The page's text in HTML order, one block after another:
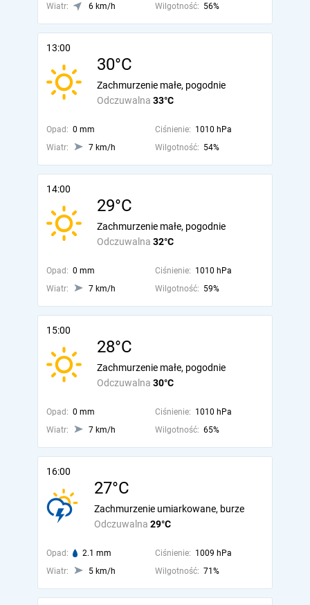
Wiatr:
6 km/h Wilgotność: 56%
13:00
30°C
Odczuwalna 33°C
Zachmurzenie małe, pogodnie
Opad: 0 mm Ciśnienie: 1010 hPa
Wiatr:
7 km/h Wilgotność: 54%
14:00
29°C
Odczuwalna 32°C
Zachmurzenie małe, pogodnie
Opad: 0 mm Ciśnienie: 1010 hPa
Wiatr:
7 km/h Wilgotność: 59%
15:00
28°C
Odczuwalna 30°C
Zachmurzenie małe, pogodnie
Opad: 0 mm Ciśnienie: 1010 hPa
Wiatr:
7 km/h Wilgotność: 65%
16:00
27°C
Odczuwalna 29°C
Zachmurzenie umiarkowane, burze
Opad: 2.1 mm Ciśnienie: 1009 hPa
Wiatr:
5 km/h Wilgotność: 71%